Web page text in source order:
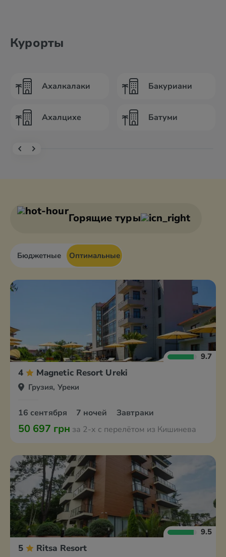
Курорты
Ахалкалаки
Ахалцихе
Бакуриани
Батуми
Горящие туры
Бюджетные Оптимальные
9.7
4 Magnetic Resort Ureki
Грузия, Уреки
16 сентября 7 ночей Завтраки
50 697 грн за 2-х с перелётом из Кишинева
9.5
5 Ritsa Resort